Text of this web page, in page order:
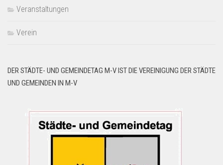
Veranstaltungen
Verein
DER STÄDTE- UND GEMEINDETAG M-V IST DIE VEREINIGUNG DER STÄDTE
UND GEMEINDEN IN M-V